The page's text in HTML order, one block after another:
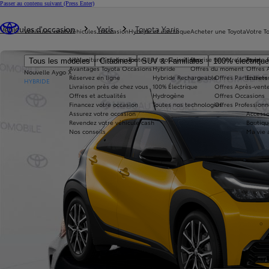
Passer au contenu suivant (Press Enter)
Véhicules neufs
Tous les modèles Citadines SUV & Familiales 100%
Nouvelle Aygo X
HYBRIDE
Véhicules d'occasion
Nos voitures d'occasion
Avantages Toyota Occasions
Réservez en ligne
Livraison près de chez vous
Offres et actualités
Financez votre occasion
Assurez votre occasion
Revendez votre véhicule cash
Nos conseils
Hybride et électrique
Toutes les motorisations
Hybride
Hybride Rechargeable
100% Électrique
Hydrogène
Toutes nos technologies
Acheter une Toyota
Reprise de votre voiture
Offres du moment
Offres Particuliers
Offres Après-
Offres Occasions
Offres
Votre
Toyota
Offres
Ma vie
Véhicules d'occasion Yaris Toyota Yaris